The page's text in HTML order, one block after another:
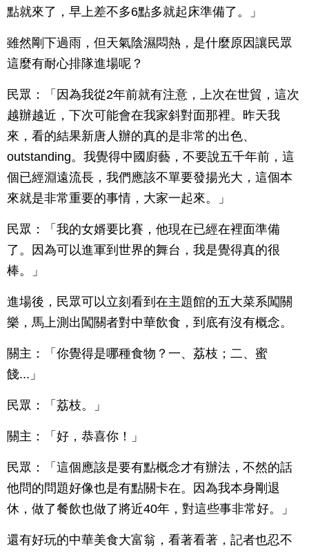
點就來了，早上差不多6點多就起床準備了。」
雖然剛下過雨，但天氣陰濕悶熱，是什麼原因讓民眾
這麼有耐心排隊進場呢？
民眾：「因為我從2年前就有注意，上次在世貿，這次
越辦越近，下次可能會在我家斜對面那裡。昨天我
來，看的結果新唐人辦的真的是非常的出色、
outstanding。我覺得中國廚藝，不要說五千年前，這
個已經淵遠流長，我們應該不單要發揚光大，這個本
來就是非常重要的事情，大家一起來。」
民眾：「我的女婿要比賽，他現在已經在裡面準備
了。因為可以進軍到世界的舞台，我是覺得真的很
棒。」
進場後，民眾可以立刻看到在主題館的五大菜系闖關
樂，馬上測出闖關者對中華飲食，到底有沒有概念。
關主：「你覺得是哪種食物？一、荔枝；二、蜜
餞...」
民眾：「荔枝。」
關主：「好，恭喜你！」
民眾：「這個應該是要有點概念才有辦法，不然的話
他問的問題好像也是有點關卡在。因為我本身剛退
休，做了餐飲也做了將近40年，對這些事非常好。」
還有好玩的中華美食大富翁，看著看著，記者也忍不